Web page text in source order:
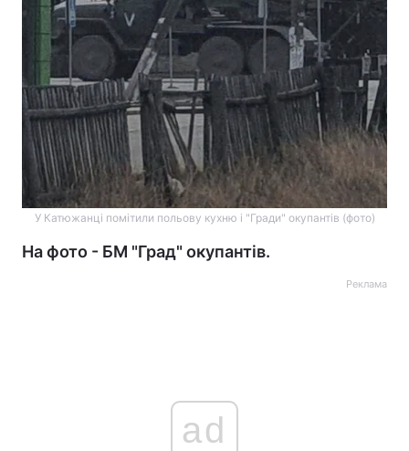
У Катюжанці помітили польову кухню і "Гради" окупантів (фото)
На фото - БМ "Град" окупантів.
Реклама
ad